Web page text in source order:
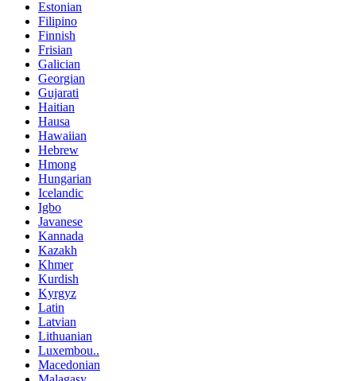
Estonian
Filipino
Finnish
Frisian
Galician
Georgian
Gujarati
Haitian
Hausa
Hawaiian
Hebrew
Hmong
Hungarian
Icelandic
Igbo
Javanese
Kannada
Kazakh
Khmer
Kurdish
Kyrgyz
Latin
Latvian
Lithuanian
Luxembou..
Macedonian